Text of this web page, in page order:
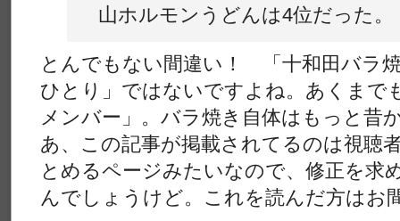
山ホルモンうどんは4位だった。
とんでもない間違い！ 「十和田バラ
ひとり」ではないですよね。あくまで
メンバー」。バラ焼き自体はもっと昔
あ、この記事が掲載されてるのは視聴
とめるページみたいなので、修正を求
んでしょうけど。これを読んだ方はお